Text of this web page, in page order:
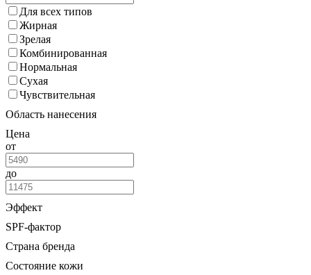
Для всех типов
Жирная
Зрелая
Комбинированная
Нормальная
Сухая
Чувствительная
Область нанесения
Цена
от
до
Эффект
SPF-фактор
Страна бренда
Состояние кожи